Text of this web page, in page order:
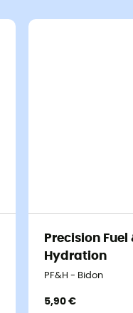
Precision Fuel
Hydration
PF&H - Bidon
5,90 €